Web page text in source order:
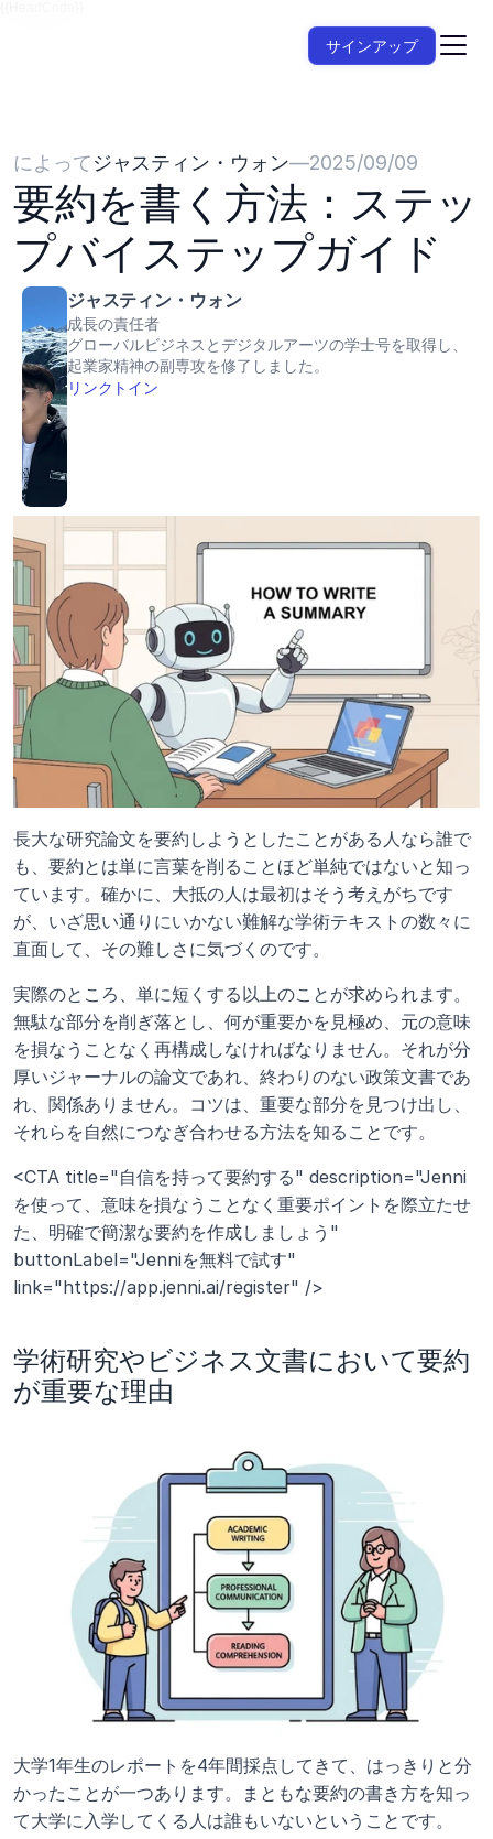
サインアップ
によってジャスティン・ウォン—2025/09/09
要約を書く方法：ステッ
プバイステップガイド
ジャスティン・ウォン
成長の責任者
グローバルビジネスとデジタルアーツの学士号を取得し、
起業家精神の副専攻を修了しました。
リンクトイン
長大な研究論文を要約しようとしたことがある人なら誰で
も、要約とは単に言葉を削ることほど単純ではないと知っ
ています。確かに、大抵の人は最初はそう考えがちです
が、いざ思い通りにいかない難解な学術テキストの数々に
直面して、その難しさに気づくのです。
実際のところ、単に短くする以上のことが求められます。
無駄な部分を削ぎ落とし、何が重要かを見極め、元の意味
を損なうことなく再構成しなければなりません。それが分
厚いジャーナルの論文であれ、終わりのない政策文書であ
れ、関係ありません。コツは、重要な部分を見つけ出し、
それらを自然につなぎ合わせる方法を知ることです。
<CTA title="自信を持って要約する" description="Jenni
を使って、意味を損なうことなく重要ポイントを際立たせ
た、明確で簡潔な要約を作成しましょう"
buttonLabel="Jenniを無料で試す"
link="https://app.jenni.ai/register" />
学術研究やビジネス文書において要約
が重要な理由
大学1年生のレポートを4年間採点してきて、はっきりと分
かったことが一つあります。まともな要約の書き方を知っ
て大学に入学してくる人は誰もいないということです。